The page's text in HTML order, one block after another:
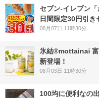
セブン‐イレブン
日間限定30円引き
08月07日 11時30分
氷結®mottainai 富
新登場！
08月03日 11時30分
100均に便利なの